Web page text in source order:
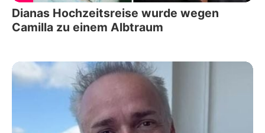
Dianas Hochzeitsreise wurde wegen
Camilla zu einem Albtraum